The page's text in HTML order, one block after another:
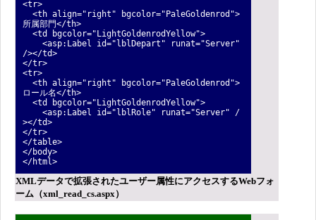
<tr>
<th align="right" bgcolor="PaleGoldenrod">
所属部門</th>
<td bgcolor="LightGoldenrodYellow">
<asp:Label id="lblDepart" runat="Server"
/></td>
</tr>
<tr>
<th align="right" bgcolor="PaleGoldenrod">
ロール名</th>
<td bgcolor="LightGoldenrodYellow">
<asp:Label id="lblRole" runat="Server" /
></td>
</tr>
</table>
</body>
</html>
XMLデータで拡張されたユーザー属性にアクセスするWebフォ
ーム（xml_read_cs.aspx）